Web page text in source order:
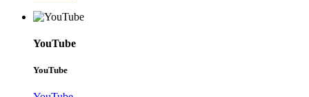
YouTube
YouTube